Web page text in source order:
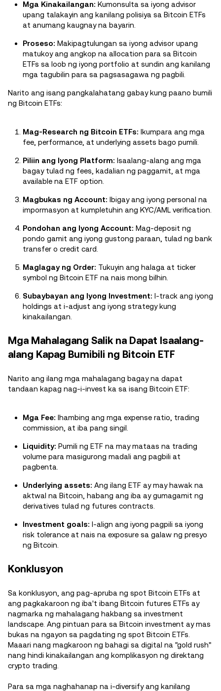
Mga Kinakailangan: Kumonsulta sa iyong advisor
upang talakayin ang kanilang polisiya sa Bitcoin ETFs
at anumang kaugnay na bayarin.
Proseso: Makipagtulungan sa iyong advisor upang
matukoy ang angkop na allocation para sa Bitcoin
ETFs sa loob ng iyong portfolio at sundin ang kanilang
mga tagubilin para sa pagsasagawa ng pagbili.
Narito ang isang pangkalahatang gabay kung paano bumili
ng Bitcoin ETFs:
Mag-Research ng Bitcoin ETFs: Ikumpara ang mga
fee, performance, at underlying assets bago pumili.
Piliin ang Iyong Platform: Isaalang-alang ang mga
bagay tulad ng fees, kadalian ng paggamit, at mga
available na ETF option.
Magbukas ng Account: Ibigay ang iyong personal na
impormasyon at kumpletuhin ang KYC/AML verification.
Pondohan ang Iyong Account: Mag-deposit ng
pondo gamit ang iyong gustong paraan, tulad ng bank
transfer o credit card.
Maglagay ng Order: Tukuyin ang halaga at ticker
symbol ng Bitcoin ETF na nais mong bilhin.
Subaybayan ang Iyong Investment: I-track ang iyong
holdings at i-adjust ang iyong strategy kung
kinakailangan.
Mga Mahalagang Salik na Dapat Isaalang-
alang Kapag Bumibili ng Bitcoin ETF
Narito ang ilang mga mahalagang bagay na dapat
tandaan kapag nag-i-invest ka sa isang Bitcoin ETF:
Mga Fee: Ihambing ang mga expense ratio, trading
commission, at iba pang singil.
Liquidity: Pumili ng ETF na may mataas na trading
volume para masigurong madali ang pagbili at
pagbenta.
Underlying assets: Ang ilang ETF ay may hawak na
aktwal na Bitcoin, habang ang iba ay gumagamit ng
derivatives tulad ng futures contracts.
Investment goals: I-align ang iyong pagpili sa iyong
risk tolerance at nais na exposure sa galaw ng presyo
ng Bitcoin.
Konklusyon
Sa konklusyon, ang pag-apruba ng spot Bitcoin ETFs at
ang pagkakaroon ng iba't ibang Bitcoin futures ETFs ay
nagmarka ng mahalagang hakbang sa investment
landscape. Ang pintuan para sa Bitcoin investment ay mas
bukas na ngayon sa pagdating ng spot Bitcoin ETFs.
Maaari nang magkaroon ng bahagi sa digital na "gold rush"
nang hindi kinakailangan ang komplikasyon ng direktang
crypto trading.
Para sa mga naghahanap na i-diversify ang kanilang